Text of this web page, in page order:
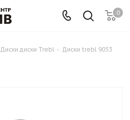
0
Диски диски Trebl - Диски trebl 9053